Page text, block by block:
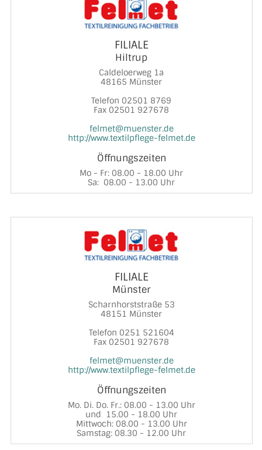
FILIALE
Hiltrup
Caldeloerweg 1a
48165 Münster
Telefon 02501 8769
Fax 02501 927678
felmet@muenster.de
http://www.textilpflege-felmet.de
Öffnungszeiten
Mo - Fr: 08.00 - 18.00 Uhr
Sa: 08.00 - 13.00 Uhr
FILIALE
Münster
Scharnhorststraße 53
48151 Münster
Telefon 0251 521604
Fax 02501 927678
felmet@muenster.de
http://www.textilpflege-felmet.de
Öffnungszeiten
Mo. Di. Do. Fr.: 08.00 - 13.00 Uhr
und 15.00 - 18.00 Uhr
Mittwoch: 08.00 - 13.00 Uhr
Samstag: 08.30 - 12.00 Uhr